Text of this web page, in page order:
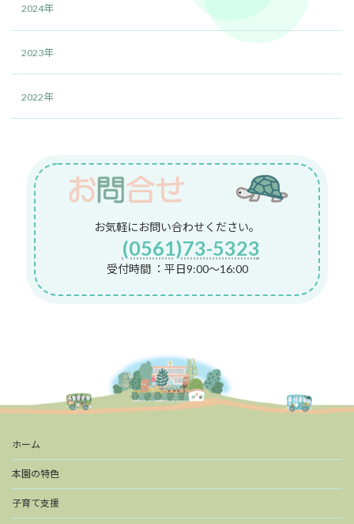
2024年
2023年
2022年
お気軽にお問い合わせください。
(0561)73-5323
受付時間 ：平日9:00～16:00
ホーム
本園の特色
子育て支援